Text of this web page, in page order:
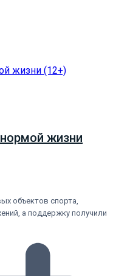
жизни
объектов спорта,
а поддержку получили